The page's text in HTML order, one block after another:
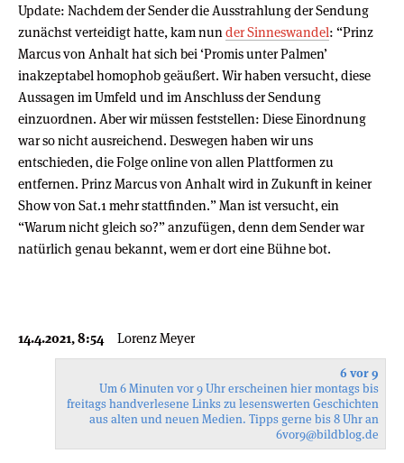
Update: Nachdem der Sender die Ausstrahlung der Sendung
zunächst verteidigt hatte, kam nun der Sinneswandel: “Prinz
Marcus von Anhalt hat sich bei ‘Promis unter Palmen’
inakzeptabel homophob geäußert. Wir haben versucht, diese
Aussagen im Umfeld und im Anschluss der Sendung
einzuordnen. Aber wir müssen feststellen: Diese Einordnung
war so nicht ausreichend. Deswegen haben wir uns
entschieden, die Folge online von allen Plattformen zu
entfernen. Prinz Marcus von Anhalt wird in Zukunft in keiner
Show von Sat.1 mehr stattfinden.” Man ist versucht, ein
“Warum nicht gleich so?” anzufügen, denn dem Sender war
natürlich genau bekannt, wem er dort eine Bühne bot.
14.4.2021, 8:54 Lorenz Meyer
6 vor 9
Um 6 Minuten vor 9 Uhr erscheinen hier montags bis
freitags handverlesene Links zu lesenswerten Geschichten
aus alten und neuen Medien. Tipps gerne bis 8 Uhr an
6vor9@bildblog.de